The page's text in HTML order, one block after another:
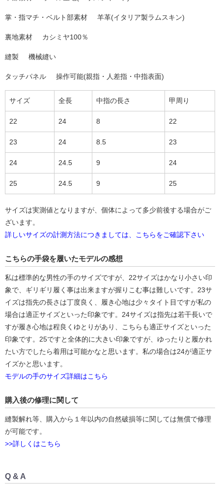
掌・指マチ・ベルト部素材 羊革(イタリア製ラムスキン)
裏地素材 カシミヤ100％
縫製 機械縫い
タッチパネル 操作可能(親指・人差指・中指表面)
サイズ 全長 中指の長さ 甲周り
22 24 8 22
23 24 8.5 23
24 24.5 9 24
25 24.5 9 25
サイズは実測値となりますが、個体によって多少前後する場合がご
ざいます。
詳しいサイズの計測方法につきましては、こちらをご確認下さい
こちらの手袋を履いたモデルの感想
私は標準的な男性の手のサイズですが、22サイズはかなり小さい印
象で、ギリギリ履く事は出来ますが握りこむ事は難しいです。23サ
イズは指先の長さは丁度良く、履き心地は少々タイト目ですが私の
場合は適正サイズといった印象です。24サイズは指先は若干長いで
すが履き心地は程良くゆとりがあり、こちらも適正サイズといった
印象です。25ですと全体的に大きい印象ですが、ゆったりと履かれ
たい方でしたら着用は可能かなと思います。私の場合は24が適正サ
イズかと思います。
モデルの手のサイズ詳細はこちら
購入後の修理に関して
縫製解れ等、購入から１年以内の自然破損等に関しては無償で修理
が可能です。
>>詳しくはこちら
Q & A